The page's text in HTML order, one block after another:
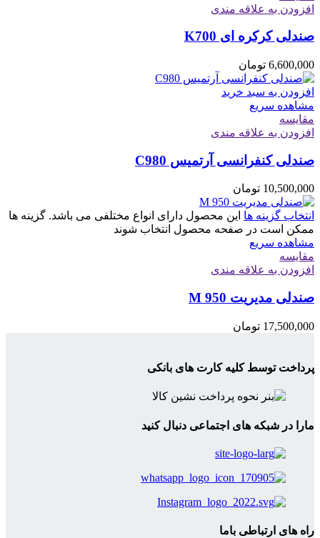
افزودن به علاقه مندی
صندلی کرکره ای K700
6,600,000 تومان
افزودن به سبد خرید
مشاهده سریع
مقایسه
افزودن به علاقه مندی
صندلی کنفرانسی آرتمیس C980
10,500,000 تومان
انتخاب گزینه ها این محصول دارای انواع مختلفی می باشد. گزینه ها
ممکن است در صفحه محصول انتخاب شوند
مشاهده سریع
مقایسه
افزودن به علاقه مندی
صندلی مدیریت M 950
17,500,000 تومان
پرداخت توسط کلیه کارت های بانکی
مارا در شبکه های اجتماعی دنبال کنید
راه های ارتباطی باما